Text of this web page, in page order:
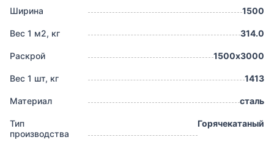
Ширина 1500
Вес 1 м2, кг 314.0
Раскрой 1500х3000
Вес 1 шт, кг 1413
Материал сталь
Тип
производства
Горячекатаный